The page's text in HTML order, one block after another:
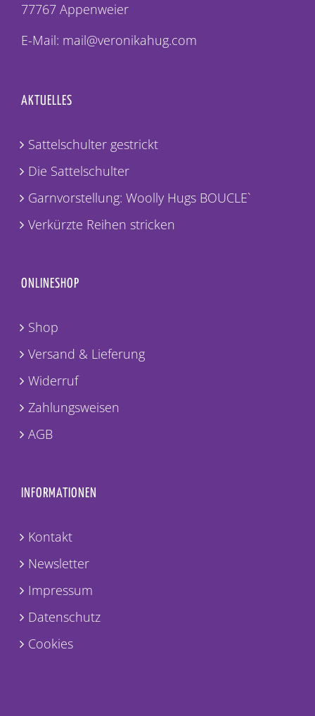
77767 Appenweier
E-Mail: mail@veronikahug.com
AKTUELLES
Sattelschulter gestrickt
Die Sattelschulter
Garnvorstellung: Woolly Hugs BOUCLE`
Verkürzte Reihen stricken
ONLINESHOP
Shop
Versand & Lieferung
Widerruf
Zahlungsweisen
AGB
INFORMATIONEN
Kontakt
Newsletter
Impressum
Datenschutz
Cookies